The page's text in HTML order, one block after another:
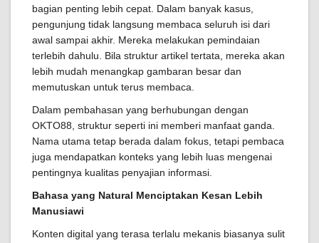
bagian penting lebih cepat. Dalam banyak kasus,
pengunjung tidak langsung membaca seluruh isi dari
awal sampai akhir. Mereka melakukan pemindaian
terlebih dahulu. Bila struktur artikel tertata, mereka akan
lebih mudah menangkap gambaran besar dan
memutuskan untuk terus membaca.
Dalam pembahasan yang berhubungan dengan
OKTO88, struktur seperti ini memberi manfaat ganda.
Nama utama tetap berada dalam fokus, tetapi pembaca
juga mendapatkan konteks yang lebih luas mengenai
pentingnya kualitas penyajian informasi.
Bahasa yang Natural Menciptakan Kesan Lebih
Manusiawi
Konten digital yang terasa terlalu mekanis biasanya sulit